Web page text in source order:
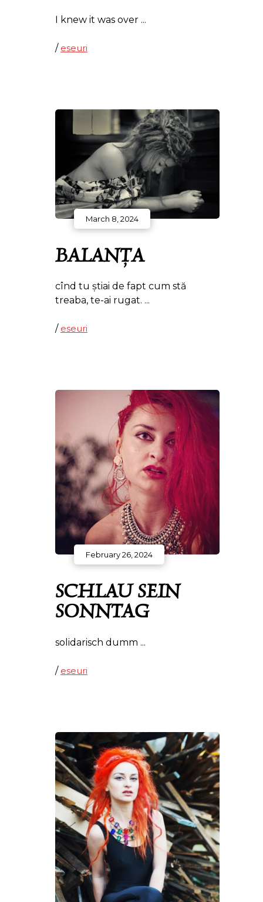
I knew it was over
/ eseuri
March 8, 2024
BALANȚA
cînd tu știai de fapt cum stă
treaba, te-ai rugat.
/ eseuri
February 26, 2024
SCHLAU SEIN
SONNTAG
solidarisch dumm
/ eseuri